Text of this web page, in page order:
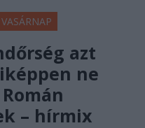
azt
ne
– hírmix